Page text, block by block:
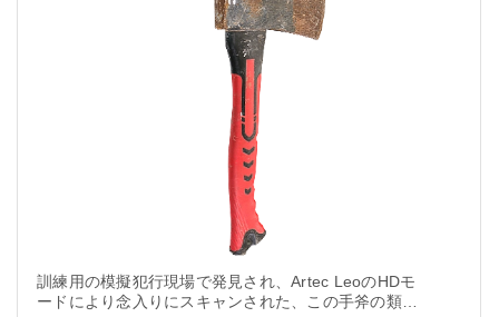
訓練用の模擬犯行現場で発見され、Artec LeoのHDモ
ードにより念入りにスキャンされた、この手斧の類ま